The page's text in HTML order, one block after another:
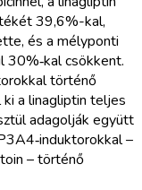
39,6%-kal,
és a mélyponti
30%‑kal csökkent.
történő
a linagliptin teljes
adagolják együtt
–
– történő